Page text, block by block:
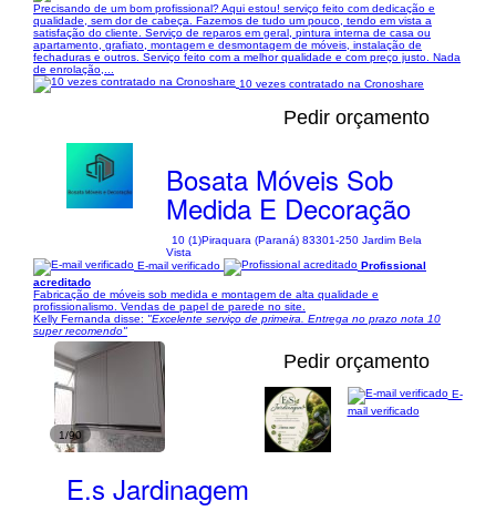
Precisando de um bom profissional? Aqui estou! serviço feito com dedicação e
qualidade, sem dor de cabeça. Fazemos de tudo um pouco, tendo em vista a
satisfação do cliente. Serviço de reparos em geral, pintura interna de casa ou
apartamento, grafiato, montagem e desmontagem de móveis, instalação de
fechaduras e outros. Serviço feito com a melhor qualidade e com preço justo. Nada
de enrolação,...
10 vezes contratado na Cronoshare
Pedir orçamento
Bosata Móveis Sob
Medida E Decoração
10 (1)Piraquara (Paraná) 83301-250 Jardim Bela
Vista
E-mail verificado
Profissional
acreditado
Fabricação de móveis sob medida e montagem de alta qualidade e
profissionalismo. Vendas de papel de parede no site.
Kelly Fernanda disse: "Excelente serviço de primeira. Entrega no prazo nota 10
super recomendo"
1/90
Pedir orçamento
E.s Jardinagem
E-
mail verificado